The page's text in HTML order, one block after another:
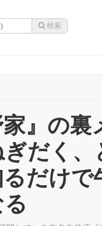
家』の
だく、
だけで